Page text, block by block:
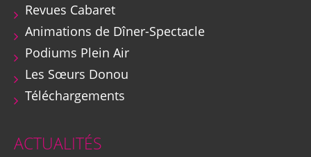
Revues Cabaret
Animations de Dîner-Spectacle
Podiums Plein Air
Les Sœurs Donou
Téléchargements
ACTUALITÉS